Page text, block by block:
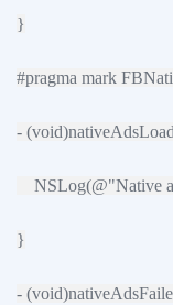
}
#pragma mark
-
NSLog(@"Native
}
-